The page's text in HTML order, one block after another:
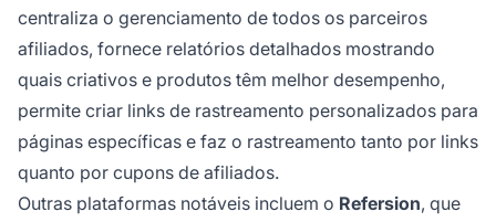
centraliza o gerenciamento de todos os parceiros
afiliados, fornece relatórios detalhados mostrando
quais criativos e produtos têm melhor desempenho,
permite criar links de rastreamento personalizados para
páginas específicas e faz o rastreamento tanto por links
quanto por cupons de afiliados.
Outras plataformas notáveis incluem o Refersion, que